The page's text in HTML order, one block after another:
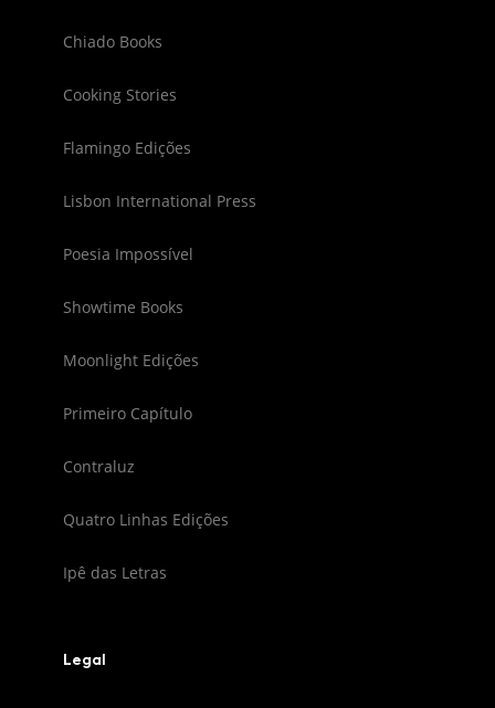
Chiado Books
Cooking Stories
Flamingo Edições
Lisbon International Press
Poesia Impossível
Showtime Books
Moonlight Edições
Primeiro Capítulo
Contraluz
Quatro Linhas Edições
Ipê das Letras
Legal